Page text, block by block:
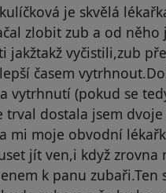
je skvělá
zlobit zub a od
jakžtakž vyčistili,zub
časem
vytrhnutí (pokud se
trval dostala jsem
mi moje obvodní
jít ven,i když zrovna
k panu zubaři.Ten